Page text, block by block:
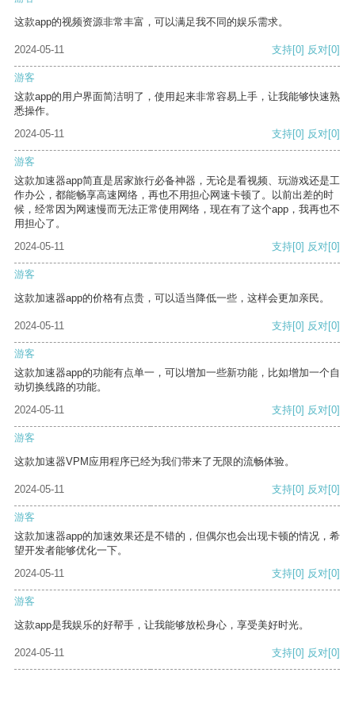
这款app的视频资源非常丰富，可以满足我不同的娱乐需求。
2024-05-11 支持[0] 反对[0]
游客
这款app的用户界面简洁明了，使用起来非常容易上手，让我能够快速熟
悉操作。
2024-05-11
支持[0] 反对[0]
游客
这款加速器app简直是居家旅行必备神器，无论是看视频、玩游戏还是工
作办公，都能畅享高速网络，再也不用担心网速卡顿了。以前出差的时
候，经常因为网速慢而无法正常使用网络，现在有了这个app，我再也不
用担心了。
2024-05-11
支持[0] 反对[0]
游客
这款加速器app的价格有点贵，可以适当降低一些，这样会更加亲民。
2024-05-11 支持[0] 反对[0]
游客
这款加速器app的功能有点单一，可以增加一些新功能，比如增加一个自
动切换线路的功能。
2024-05-11
支持[0] 反对[0]
游客
这款加速器VPM应用程序已经为我们带来了无限的流畅体验。
2024-05-11 支持[0] 反对[0]
游客
这款加速器app的加速效果还是不错的，但偶尔也会出现卡顿的情况，希
望开发者能够优化一下。
2024-05-11
支持[0] 反对[0]
游客
这款app是我娱乐的好帮手，让我能够放松身心，享受美好时光。
2024-05-11 支持[0] 反对[0]